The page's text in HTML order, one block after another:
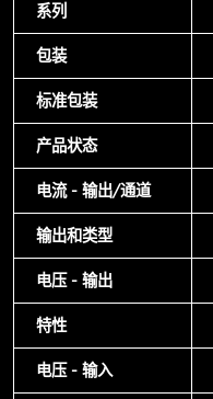
系列
包装
标准包装
产品状态
电流 - 输出/通道
输出和类型
电压 - 输出
特性
电压 - 输入